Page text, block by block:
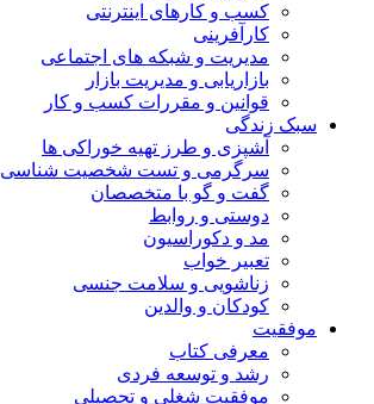
کسب و کارهای اینترنتی
کارآفرینی
مدیریت و شبکه های اجتماعی
بازاریابی و مدیریت بازار
قوانین و مقررات کسب و کار
سبک زندگی
آشپزی و طرز تهیه خوراکی ها
سرگرمی و تست شخصیت شناسی
گفت و گو با متخصصان
دوستی و روابط
مد و دکوراسیون
تعبیر خواب
زناشویی و سلامت جنسی
کودکان و والدین
موفقیت
معرفی کتاب
رشد و توسعه فردی
موفقیت شغلی و تحصیلی